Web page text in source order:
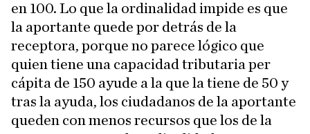
en 100. Lo que la ordinalidad impide es que
la aportante quede por detrás de la
receptora, porque no parece lógico que
quien tiene una capacidad tributaria per
cápita de 150 ayude a la que la tiene de 50 y
tras la ayuda, los ciudadanos de la aportante
queden con menos recursos que los de la